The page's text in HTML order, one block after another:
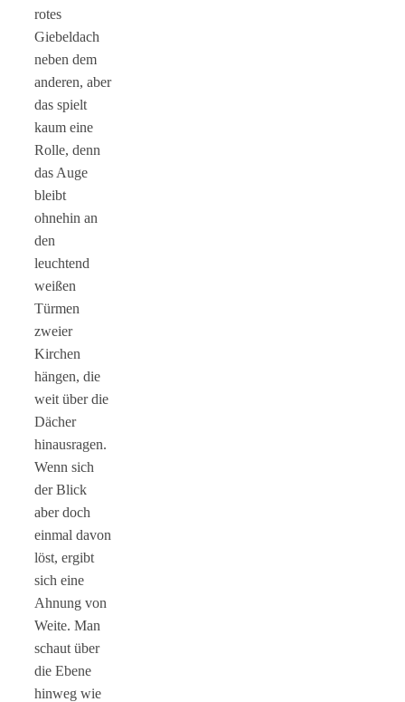
rotes
Giebeldach
neben dem
anderen, aber
das spielt
kaum eine
Rolle, denn
das Auge
bleibt
ohnehin an
den
leuchtend
weißen
Türmen
zweier
Kirchen
hängen, die
weit über die
Dächer
hinausragen.
Wenn sich
der Blick
aber doch
einmal davon
löst, ergibt
sich eine
Ahnung von
Weite. Man
schaut über
die Ebene
hinweg wie